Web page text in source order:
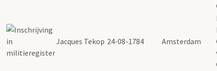
Jacques Tekop 24-08-1784 Amsterdam